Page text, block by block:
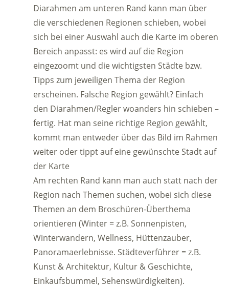
Diarahmen am unteren Rand kann man über
die verschiedenen Regionen schieben, wobei
sich bei einer Auswahl auch die Karte im oberen
Bereich anpasst: es wird auf die Region
eingezoomt und die wichtigsten Städte bzw.
Tipps zum jeweiligen Thema der Region
erscheinen. Falsche Region gewählt? Einfach
den Diarahmen/Regler woanders hin schieben –
fertig. Hat man seine richtige Region gewählt,
kommt man entweder über das Bild im Rahmen
weiter oder tippt auf eine gewünschte Stadt auf
der Karte
Am rechten Rand kann man auch statt nach der
Region nach Themen suchen, wobei sich diese
Themen an dem Broschüren-Überthema
orientieren (Winter = z.B. Sonnenpisten,
Winterwandern, Wellness, Hüttenzauber,
Panoramaerlebnisse. Städteverführer = z.B.
Kunst & Architektur, Kultur & Geschichte,
Einkaufsbummel, Sehenswürdigkeiten).